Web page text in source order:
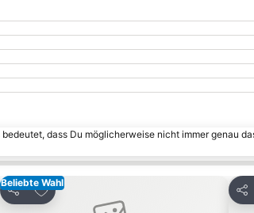
dass Du möglicherweise nicht immer genau
Beliebte Wahl
Teilen
Zu Favoriten hinzufügen